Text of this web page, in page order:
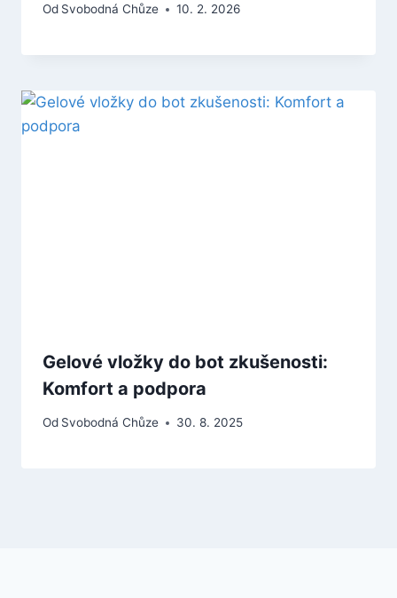
Od Svobodná Chůze 10. 2. 2026
Gelové vložky do bot zkušenosti:
Komfort a podpora
Od Svobodná Chůze 30. 8. 2025